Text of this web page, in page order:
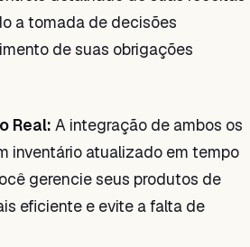
a tomada de decisões
de suas obrigações
Real: A integração de ambos os
inventário atualizado em tempo
gerencie seus produtos de
eficiente e evite a falta de